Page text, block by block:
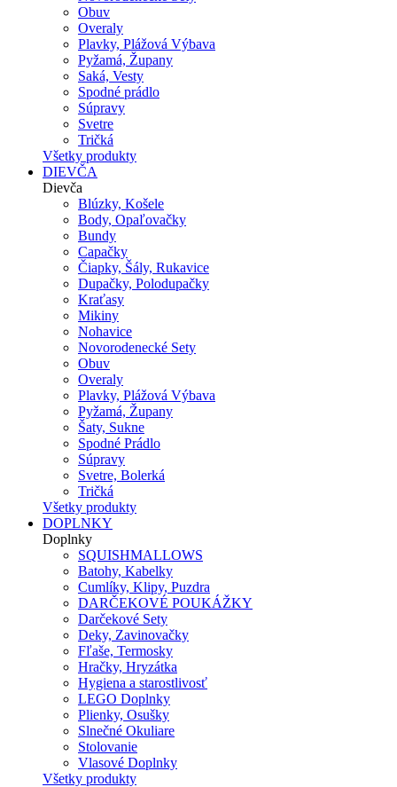
Obuv
Overaly
Plavky, Plážová Výbava
Pyžamá, Župany
Saká, Vesty
Spodné prádlo
Súpravy
Svetre
Tričká
Všetky produkty
DIEVČA
Dievča
Blúzky, Košele
Body, Opaľovačky
Bundy
Capačky
Čiapky, Šály, Rukavice
Dupačky, Polodupačky
Kraťasy
Mikiny
Nohavice
Novorodenecké Sety
Obuv
Overaly
Plavky, Plážová Výbava
Pyžamá, Župany
Šaty, Sukne
Spodné Prádlo
Súpravy
Svetre, Bolerká
Tričká
Všetky produkty
DOPLNKY
Doplnky
SQUISHMALLOWS
Batohy, Kabelky
Cumlíky, Klipy, Puzdra
DARČEKOVÉ POUKÁŽKY
Darčekové Sety
Deky, Zavinovačky
Fľaše, Termosky
Hračky, Hryzátka
Hygiena a starostlivosť
LEGO Doplnky
Plienky, Osušky
Slnečné Okuliare
Stolovanie
Vlasové Doplnky
Všetky produkty